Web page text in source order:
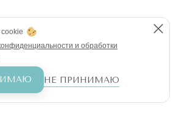
и обработки
НЕ ПРИНИМАЮ